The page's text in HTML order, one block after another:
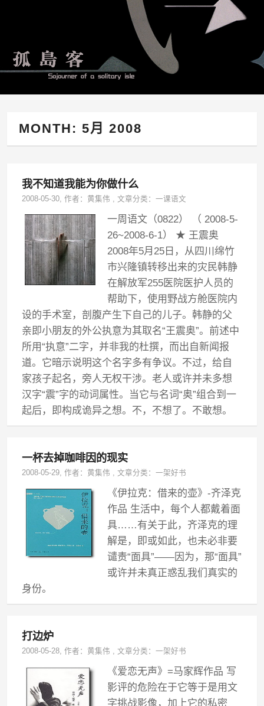
MONTH:5月 2008
我不知道我能为你做什么
2008-05-30, 作者：黄集伟 ,文章分类：一课语文
一周语文（0822） （ 2008-5-
26~2008-6-1） ★ 王震奥
2008年5月25日，从四川绵竹
市兴隆镇转移出来的灾民韩静
在解放军255医院医护人员的
帮助下，使用野战方舱医院内
设的手术室，剖腹产生下自己的儿子。韩静的父
亲即小朋友的外公执意为其取名“王震奥”。前述中
所用“执意”二字，并非我的杜撰，而出自新闻报
道。它暗示说明这个名字多有争议。不过，给自
家孩子起名，旁人无权干涉。老人或许并未多想
汉字“震”字的动词属性。当它与名词“奥”组合到一
起后，即构成诡异之想。不，不想了。不敢想。
一杯去掉咖啡因的现实
2008-05-29, 作者：黄集伟 ,文章分类：一架好书
《伊拉克：借来的壶》-齐泽克
作品 生活中，每个人都戴着面
具……有关于此，齐泽克的理
解是，即或如此，也未必非要
谴责“面具”——因为，那“面具”
或许并未真正惑乱我们真实的
身份。
打边炉
2008-05-28, 作者：黄集伟 ,文章分类：一架好书
《爱恋无声》=马家辉作品 写
影评的危险在于它等于是用文
字挑战影像，加上它的私密